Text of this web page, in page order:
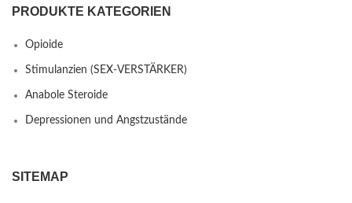
PRODUKTE KATEGORIEN
Opioide
Stimulanzien (SEX-VERSTÄRKER)
Anabole Steroide
Depressionen und Angstzustände
SITEMAP